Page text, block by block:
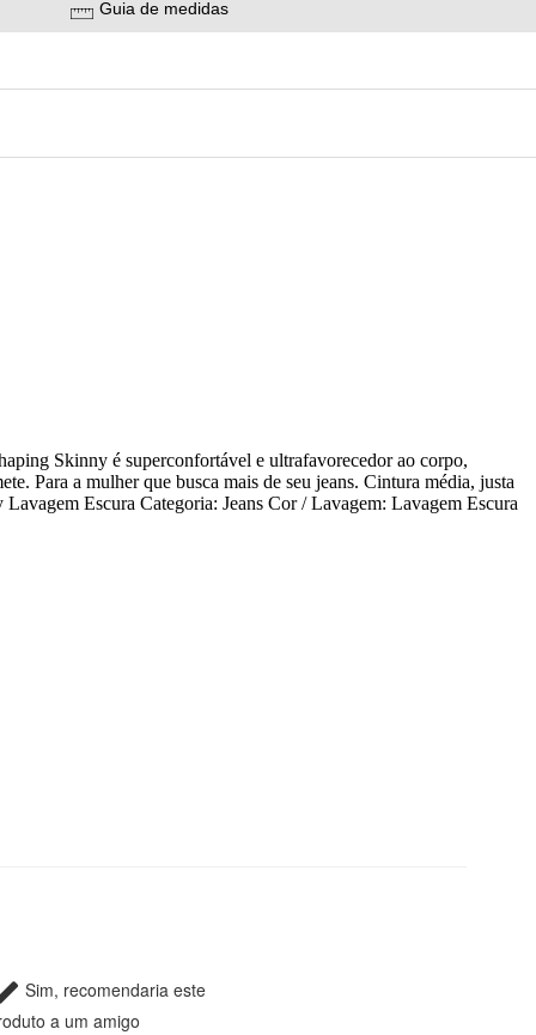
Guia de medidas
Skinny é superconfortável e ultrafavorecedor ao corpo,
Para a mulher que busca mais de seu jeans. Cintura média, justa
Escura Categoria: Jeans Cor / Lavagem: Lavagem Escura
Sim, recomendaria este
a um amigo